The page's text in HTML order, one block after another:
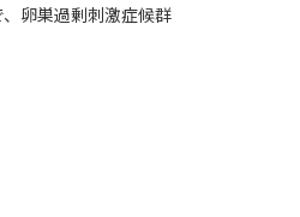
卵巣過剰刺激症候群